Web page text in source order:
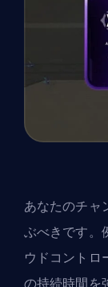
あなたのチャ
ぶべきです。
ウドコントロ